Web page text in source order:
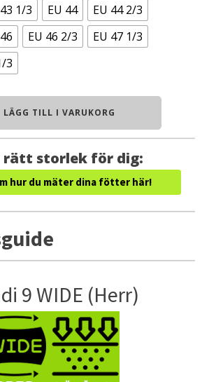
1/3 EU 44
EU 44 2/3
EU 46 2/3
EU 47 1/3
3
LÄGG TILL I VARUKORG
storlek för dig:
hur du mäter dina fötter här!
9 WIDE (Herr)